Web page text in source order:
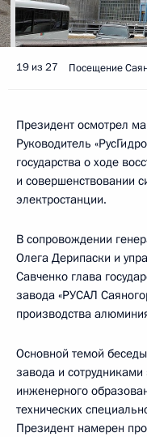
19 из 27 Посещение
Президент осмотрел
Руководитель
государства о ходе
и совершенствовании
электростанции.
В сопровождении
Олега Дерипаски и
Савченко глава
завода «РУСАЛ
производства
Основной темой
завода и сотрудниками
инженерного
технических
Президент намерен